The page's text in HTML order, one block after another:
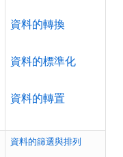
資料的轉換
資料的標準化
資料的轉置
資料的篩選與排列